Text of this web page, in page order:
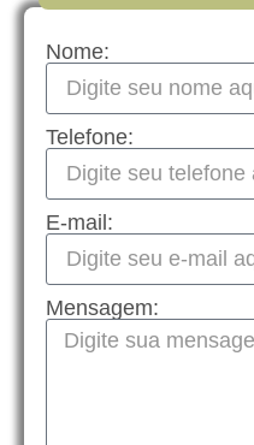
Nome:
Telefone:
E-mail:
Mensagem: